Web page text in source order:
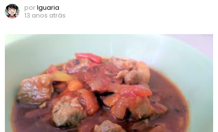
porIguaria
13 anos atrás